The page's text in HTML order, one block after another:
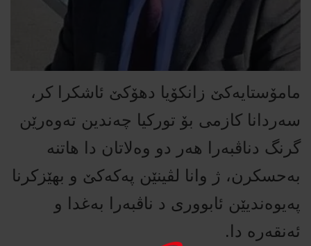
مامۆستایه‌كێ‌ زانكۆیا دهۆكێ‌ ئاشكرا كر،
سه‌ردانا كازمی بۆ توركیا چه‌ندین ته‌وه‌رێن
گرنگ دناڤبه‌را هه‌ر دو وه‌لاتان دا هاتنه‌
به‌حسكرن، ژ وانا لڤینێن په‌كه‌كێ‌ و بهێزكرنا
په‌یوه‌ندیێن ئابووری د ناڤبه‌را به‌غدا و
ئه‌نقه‌ره‌ دا.